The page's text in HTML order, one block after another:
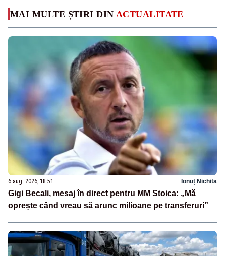
MAI MULTE ȘTIRI DIN ACTUALITATE
6 aug. 2026, 18:51 Ionuț Nichita
Gigi Becali, mesaj în direct pentru MM Stoica: „Mă
oprește când vreau să arunc milioane pe transferuri”